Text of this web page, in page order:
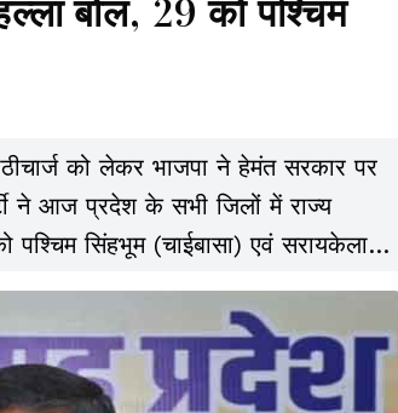
बोल, 29 को पश्चिम
को लेकर भाजपा ने हेमंत सरकार पर
ने आज प्रदेश के सभी जिलों में राज्य
सिंहभूम (चाईबासा) एवं सरायकेला-